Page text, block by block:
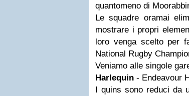
quantomeno di
Le squadre oramai
mostrare i propri
loro venga scelto per
National Rugby
Veniamo alle singole
Harlequin - Endeavour
I quins sono reduci da